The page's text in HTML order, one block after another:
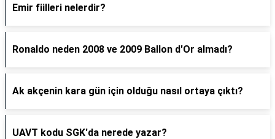
Emir fiilleri nelerdir?
Ronaldo neden 2008 ve 2009 Ballon d'Or almadı?
Ak akçenin kara gün için olduğu nasıl ortaya çıktı?
UAVT kodu SGK'da nerede yazar?